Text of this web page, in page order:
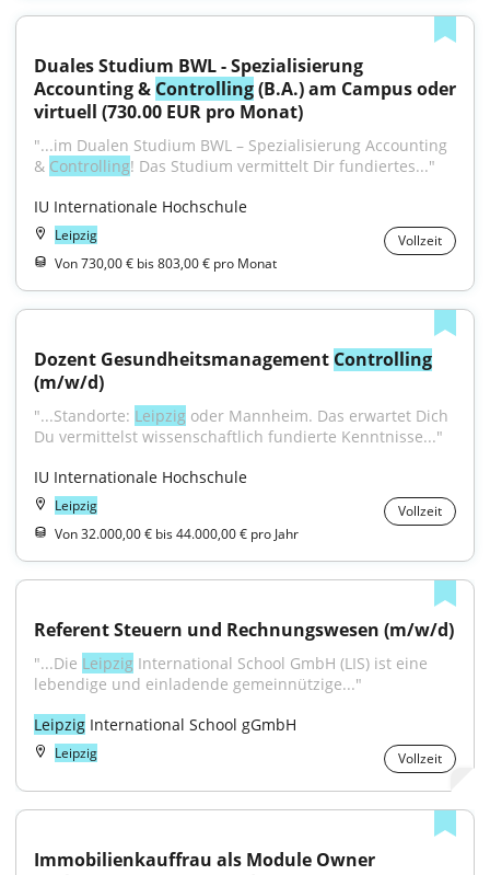
Duales Studium BWL - Spezialisierung
Accounting & Controlling (B.A.) am Campus oder
virtuell (730.00 EUR pro Monat)
"...im Dualen Studium BWL – Spezialisierung Accounting
& Controlling! Das Studium vermittelt Dir fundiertes..."
IU Internationale Hochschule
Leipzig
Vollzeit
Von 730,00 € bis 803,00 € pro Monat
Dozent Gesundheitsmanagement Controlling
(m/w/d)
"...Standorte: Leipzig oder Mannheim. Das erwartet Dich
Du vermittelst wissenschaftlich fundierte Kenntnisse..."
IU Internationale Hochschule
Leipzig
Vollzeit
Von 32.000,00 € bis 44.000,00 € pro Jahr
Referent Steuern und Rechnungswesen (m/w/d)
"...Die Leipzig International School GmbH (LIS) ist eine
lebendige und einladende gemeinnützige..."
Leipzig International School gGmbH
Leipzig Vollzeit
Immobilienkauffrau als Module Owner